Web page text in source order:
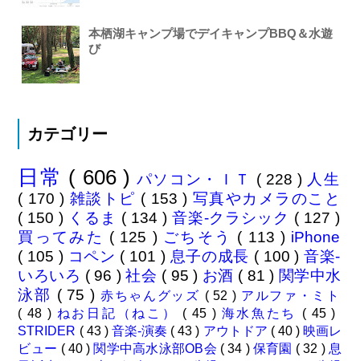
本栖湖キャンプ場でデイキャンプBBQ＆水遊
び
カテゴリー
日常 ( 606 )パソコン・ＩＴ ( 228 ) 人生
( 170 ) 雑談トピ ( 153 ) 写真やカメラのこと
( 150 ) くるま ( 134 ) 音楽-クラシック ( 127 )
買ってみた ( 125 ) ごちそう ( 113 ) iPhone
( 105 ) コペン ( 101 ) 息子の成長 ( 100 )音楽-
いろいろ ( 96 )社会 ( 95 ) お酒 ( 81 ) 関学中水
泳部 ( 75 ) 赤ちゃんグッズ ( 52 ) アルファ・ミト
( 48 ) ねお日記（ねこ） ( 45 ) 海水魚たち ( 45 )
STRIDER ( 43 ) 音楽-演奏 ( 43 ) アウトドア ( 40 ) 映画レ
ビュー ( 40 ) 関学中高水泳部OB会 ( 34 ) 保育園 ( 32 ) 息